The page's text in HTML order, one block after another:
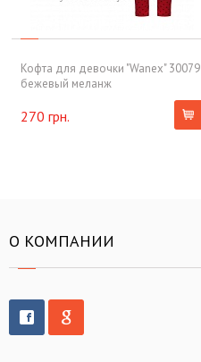
Кофта для девочки "Wanex" 30079
бежевый меланж
270 грн.
О КОМПАНИИ